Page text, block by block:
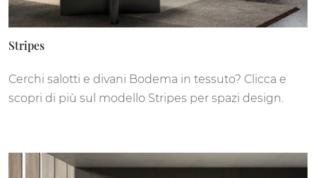
Stripes
Cerchi salotti e divani Bodema in tessuto? Clicca e
scopri di più sul modello Stripes per spazi design.